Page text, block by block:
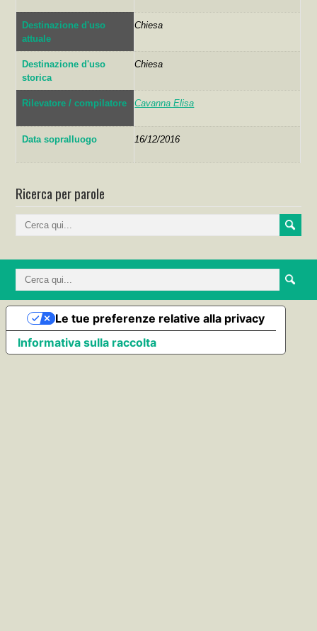
Destinazione d'uso
attuale
Chiesa
Destinazione d'uso
storica
Chiesa
Rilevatore / compilatore Cavanna Elisa
Data sopralluogo 16/12/2016
Ricerca per parole
Informativa sulla raccolta
Le tue preferenze relative alla privacy